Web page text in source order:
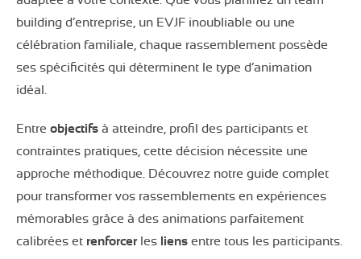
building d’entreprise, un EVJF inoubliable ou une
célébration familiale, chaque rassemblement possède
ses spécificités qui déterminent le type d’animation
idéal.
Entre objectifs à atteindre, profil des participants et
contraintes pratiques, cette décision nécessite une
approche méthodique. Découvrez notre guide complet
pour transformer vos rassemblements en expériences
mémorables grâce à des animations parfaitement
calibrées et renforcerles liens entre tous les participants.